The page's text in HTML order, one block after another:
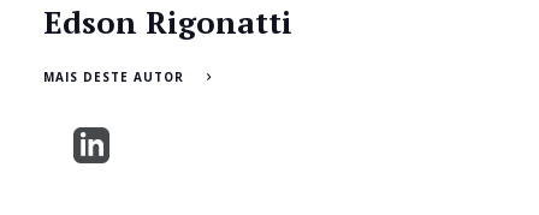
Edson Rigonatti
MAIS DESTE AUTOR